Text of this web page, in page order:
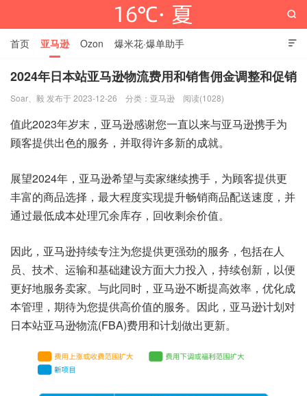

首页 亚马逊 Ozon 爆米花·爆单助手

2024年日本站亚马逊物流费用和销售佣金调整和促销
Soar、毅 发布于 2023-12-26 分类： 亚马逊 阅读(1028)
值此2023年岁末，亚马逊感谢您一直以来与亚马逊携手为
顾客提供出色的服务，并取得许多新的成就。
展望2024年，亚马逊希望与卖家继续携手，为顾客提供更
丰富的商品选择，最大程度实现提升畅销商品配送速度，并
通过最低成本处理冗余库存，回收剩余价值。
因此，亚马逊持续专注为您提供更强劲的服务，包括在人
员、技术、运输和基础建设方面大力投入，持续创新，以便
更好地服务卖家。与此同时，亚马逊不断提高效率，优化成
本管理，期待为您提供高价值的服务。因此，亚马逊计划对
日本站亚马逊物流(FBA)费用和计划做出更新。